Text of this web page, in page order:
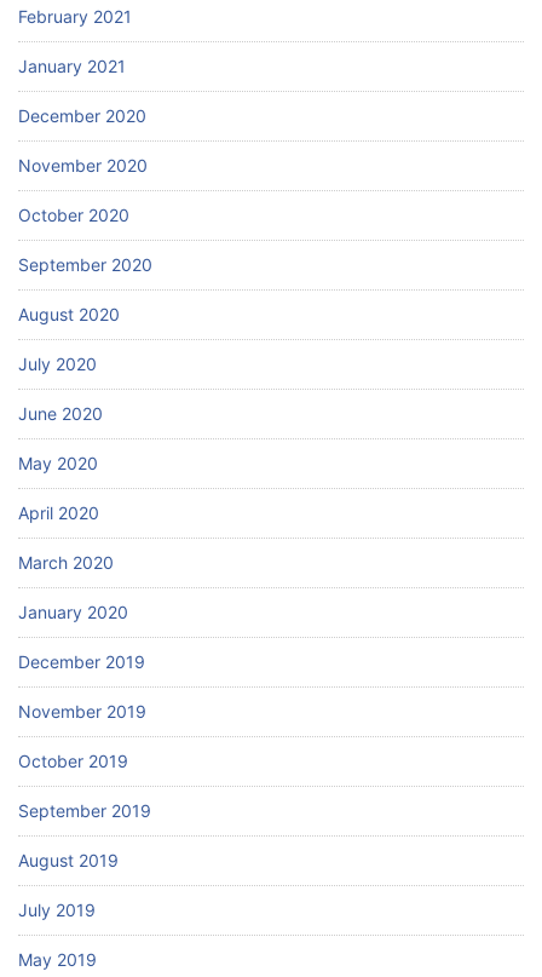
February 2021
January 2021
December 2020
November 2020
October 2020
September 2020
August 2020
July 2020
June 2020
May 2020
April 2020
March 2020
January 2020
December 2019
November 2019
October 2019
September 2019
August 2019
July 2019
May 2019